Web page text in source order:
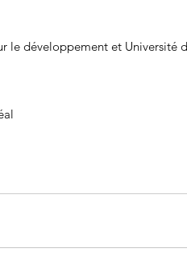
le développement et Université